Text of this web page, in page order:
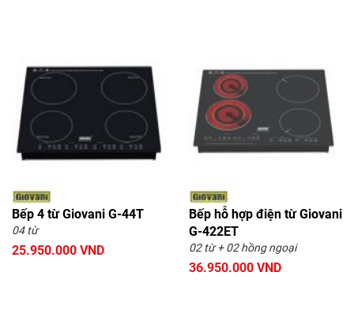
Bếp 4 từ Giovani G-44T
04 từ
25.950.000 VND
Bếp hỗ hợp điện từ Giovani
G-422ET
02 từ + 02 hồng ngoại
36.950.000 VND